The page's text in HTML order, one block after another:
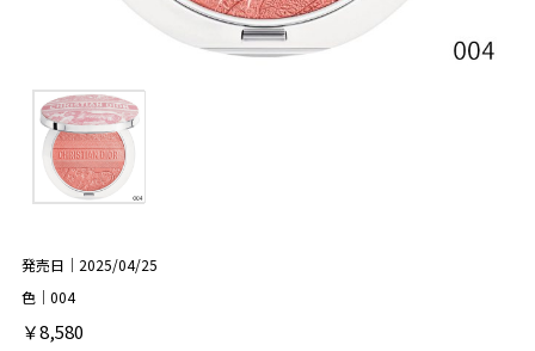
発売日｜2025/04/25
色｜004
￥8,580